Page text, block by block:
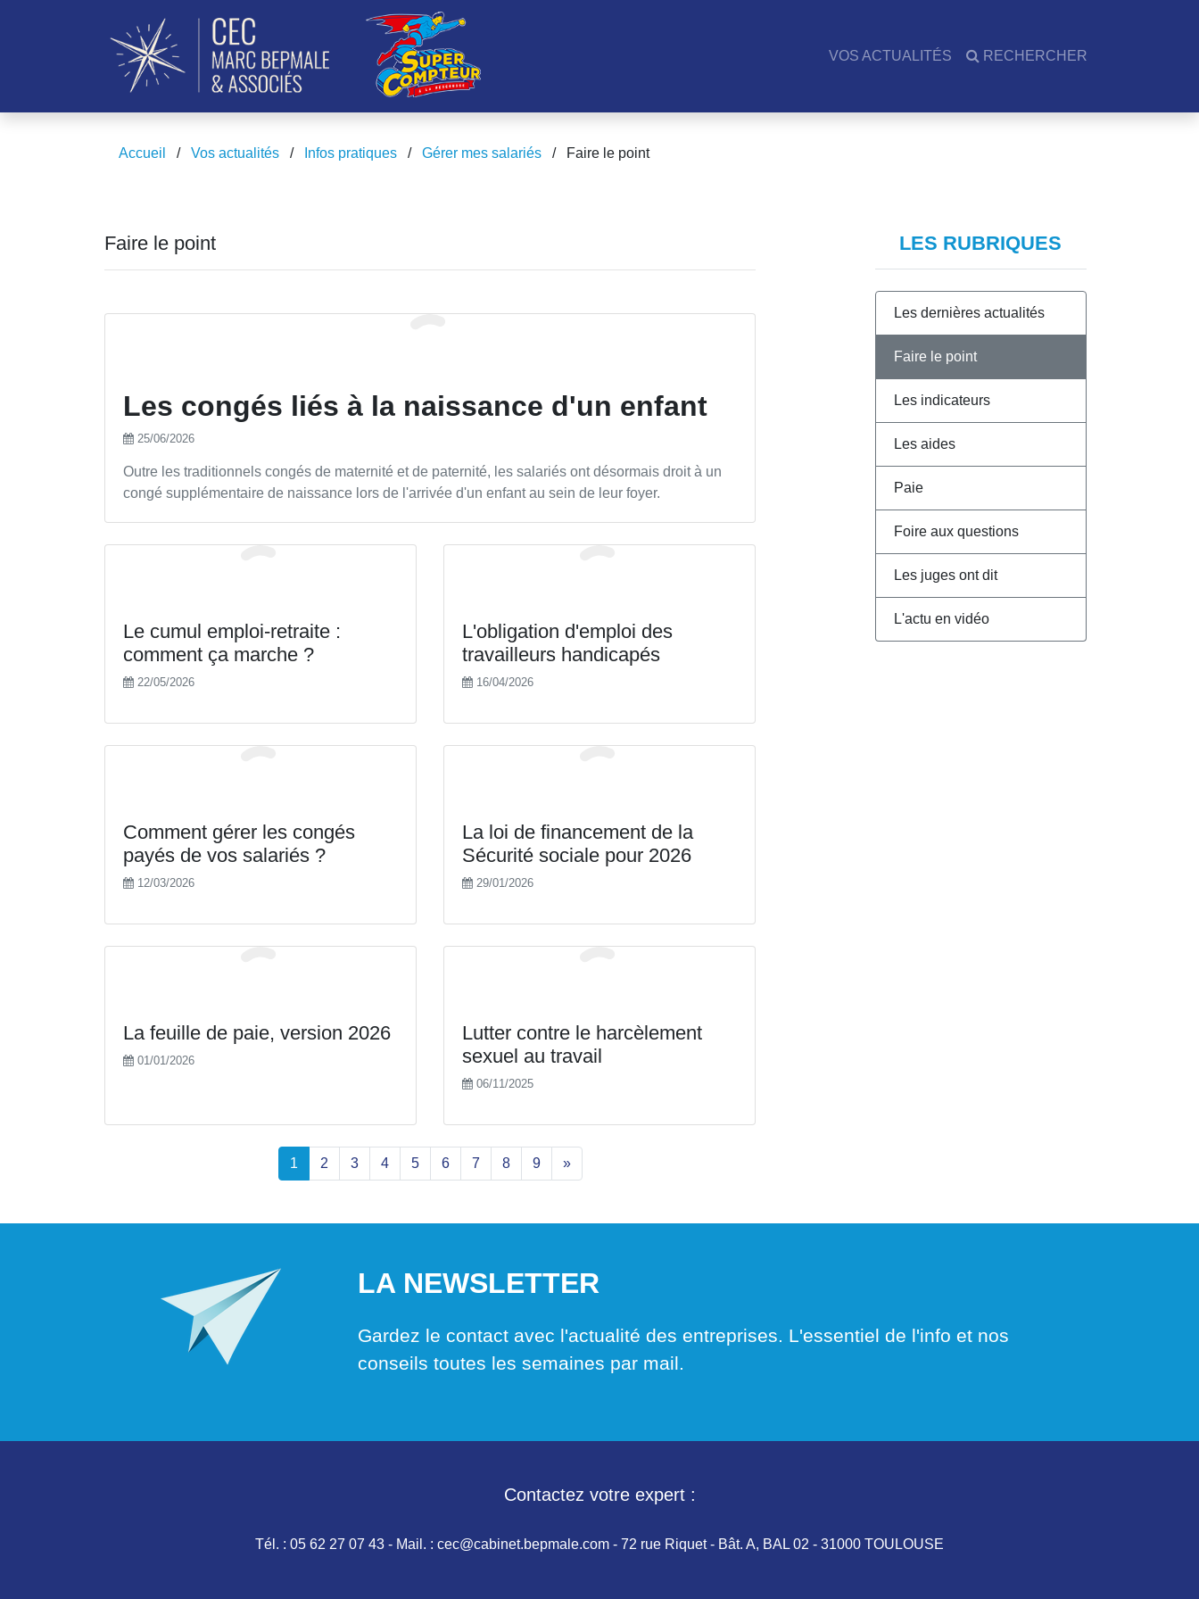
VOS ACTUALITÉS RECHERCHER
Accueil / Vos actualités / Infos pratiques / Gérer mes salariés / Faire le point
Faire le point
Les congés liés à la naissance d'un enfant
25/06/2026
Outre les traditionnels congés de maternité et de paternité, les salariés ont désormais droit à un
congé supplémentaire de naissance lors de l'arrivée d'un enfant au sein de leur foyer.
Le cumul emploi-retraite :
comment ça marche ?
22/05/2026
L'obligation d'emploi des
travailleurs handicapés
16/04/2026
Comment gérer les congés
payés de vos salariés ?
12/03/2026
La loi de financement de la
Sécurité sociale pour 2026
29/01/2026
La feuille de paie, version 2026
01/01/2026
Lutter contre le harcèlement
sexuel au travail
06/11/2025
1 2 3 4 5 6 7 8 9 »
LES RUBRIQUES
Les dernières actualités
Faire le point
Les indicateurs
Les aides
Paie
Foire aux questions
Les juges ont dit
L'actu en vidéo
LA NEWSLETTER
Gardez le contact avec l'actualité des entreprises. L'essentiel de l'info et nos
conseils toutes les semaines par mail.
Contactez votre expert :
Tél. : 05 62 27 07 43 - Mail. : cec@cabinet.bepmale.com - 72 rue Riquet - Bât. A, BAL 02 - 31000 TOULOUSE